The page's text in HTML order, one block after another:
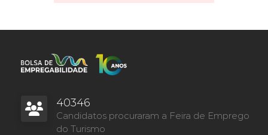
40346
Candidatos procuraram a Feira de Emprego
do Turismo